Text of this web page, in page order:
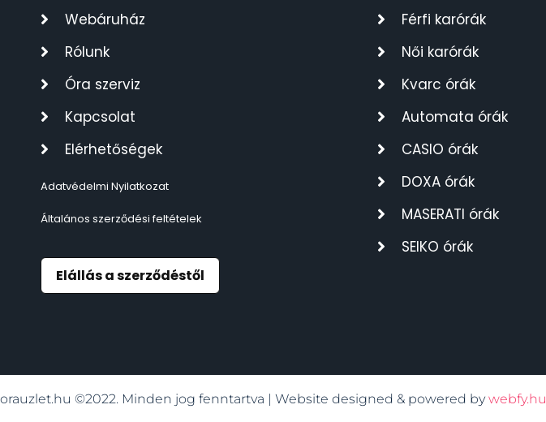
Webáruház
Rólunk
Óra szerviz
Kapcsolat
Elérhetőségek
Adatvédelmi Nyilatkozat
Általános szerződési feltételek
Elállás a szerződéstől
Férfi karórák
Női karórák
Kvarc órák
Automata órák
CASIO órák
DOXA órák
MASERATI órák
SEIKO órák
orauzlet.hu ©2022. Minden jog fenntartva | Website designed & powered by webfy.hu
TIMESTAR HÁLÓZATI ÉBRESZTŐÓRÁK
TISSOT
ZIPPO
ZSEBKÉS